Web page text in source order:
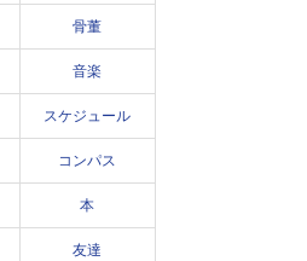
骨董
音楽
スケジュール
コンパス
本
友達